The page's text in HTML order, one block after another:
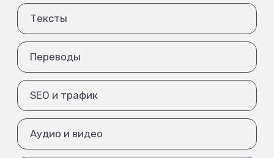
Тексты
Переводы
SEO и трафик
Аудио и видео